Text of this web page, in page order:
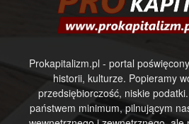
Prokapitalizm.pl - portal
historii, kulturze. Popieramy
przedsiębiorczość, niskie
państwem minimum, pilnującym